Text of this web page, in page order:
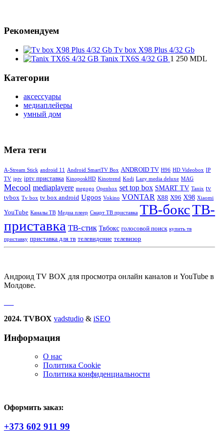
Рекомендуем
Tv box X98 Plus 4/32 Gb
Tanix TX6S 4/32 GB 1 250 MDL
Категории
аксессуары
медиаплейеры
умный дом
Мета теги
A-Stream Stick android 11 Android SmartTV Box ANDROID TV H96 HD Videobox IP
TV iptv iptv приставка KinoposkHD Kinotrend Kodi Lazy media deluxe MAG
Mecool mediaplayere megogo Openbox set top box SMART TV Tanix tv
tvbox Tv box tv box android Ugoos Vokino VONTAR X88 X96 X98 Xiaomi
YouTube Каналы ТВ Медиа плеер Смарт ТВ приставка ТВ-боксТВ-
приставка ТВ-стик Твбокс голосовой поиск купить тв
приставку приставка для тв телевидение телевизор
Андроид TV BOX для просмотра онлайн каналов и YouTube в
Молдове.
2024. TVBOX vadstudio & iSEO
Информация
О нас
Политика Сookie
Политика конфиденциальности
Оформить заказ:
+373 602 911 99